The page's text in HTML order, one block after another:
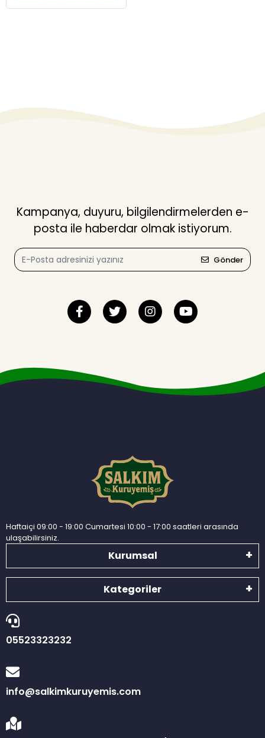
Kampanya, duyuru, bilgilendirmelerden e-
posta ile haberdar olmak istiyorum.
Gönder
Haftaiçi 09:00 - 19:00 Cumartesi 10:00 - 17:00 saatleri arasında
ulaşabilirsiniz.
Kurumsal
Kategoriler
05523323232
info@salkimkuruyemis.com